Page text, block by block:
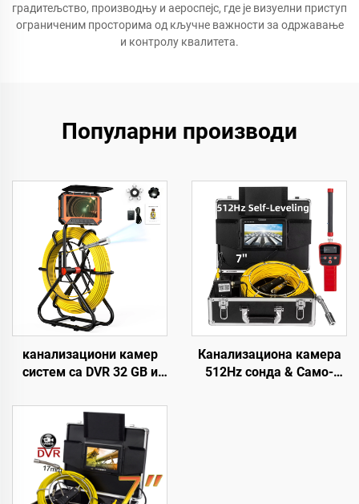
градитељство, производњу и аероспејс, где је визуелни приступ
ограниченим просторима од кључне важности за одржавање
и контролу квалитета.
Популарни производи
канализациони камер
систем са DVR 32 GB и
IP68 цевни камер систем
са батеријом од 10200
mAh, 23 мм HD сочивом,
дренажни камер систем
са 5 инча монитором,
дужина кабла по избор:
Канализациона камера
512Hz сонда & Само-